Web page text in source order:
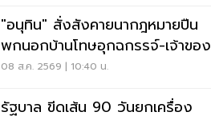
"อนุทิน" สั่งสังคายนากฎหมายปืน
พกนอกบ้านโทษอุกฉกรรจ์-เจ้าของ
โดนหนัก
08 ส.ค. 2569 | 10:40 น.
รัฐบาล ขีดเส้น 90 วันยกเครื่อง